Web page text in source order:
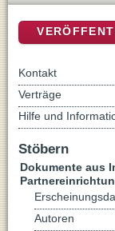
Kontakt
Verträge
Hilfe und
Stöbern
Dokumente aus
Autoren